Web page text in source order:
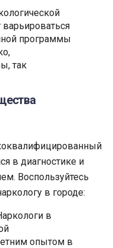
программы
так
в диагностике и
Воспользуйтесь
в городе:
в
опытом в